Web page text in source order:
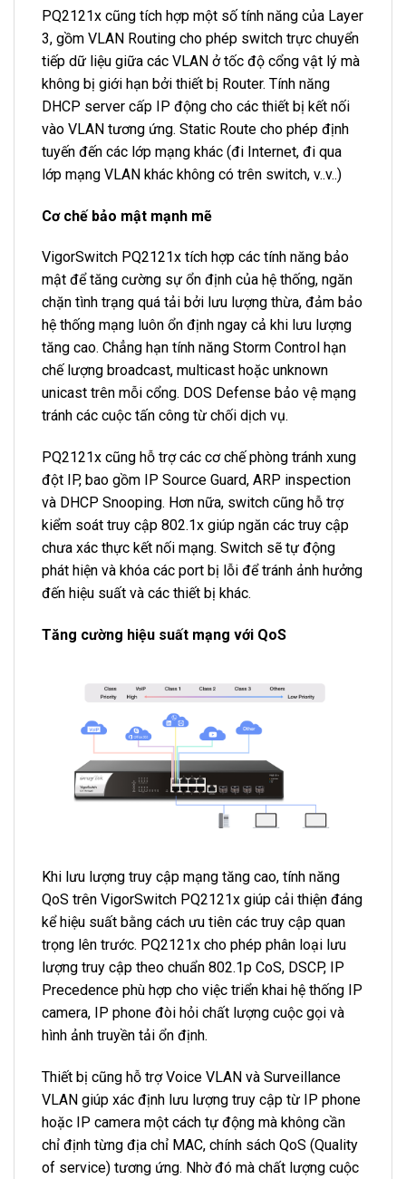
PQ2121x cũng tích hợp một số tính năng của Layer
3, gồm VLAN Routing cho phép switch trực chuyển
tiếp dữ liệu giữa các VLAN ở tốc độ cổng vật lý mà
không bị giới hạn bởi thiết bị Router. Tính năng
DHCP server cấp IP động cho các thiết bị kết nối
vào VLAN tương ứng. Static Route cho phép định
tuyến đến các lớp mạng khác (đi Internet, đi qua
lớp mạng VLAN khác không có trên switch, v..v..)
Cơ chế bảo mật mạnh mẽ
VigorSwitch PQ2121x tích hợp các tính năng bảo
mật để tăng cường sự ổn định của hệ thống, ngăn
chặn tình trạng quá tải bởi lưu lượng thừa, đảm bảo
hệ thống mạng luôn ổn định ngay cả khi lưu lượng
tăng cao. Chẳng hạn tính năng Storm Control hạn
chế lượng broadcast, multicast hoặc unknown
unicast trên mỗi cổng. DOS Defense bảo vệ mạng
tránh các cuộc tấn công từ chối dịch vụ.
PQ2121x cũng hỗ trợ các cơ chế phòng tránh xung
đột IP, bao gồm IP Source Guard, ARP inspection
và DHCP Snooping. Hơn nữa, switch cũng hỗ trợ
kiểm soát truy cập 802.1x giúp ngăn các truy cập
chưa xác thực kết nối mạng. Switch sẽ tự động
phát hiện và khóa các port bị lỗi để tránh ảnh hưởng
đến hiệu suất và các thiết bị khác.
Tăng cường hiệu suất mạng với QoS
Khi lưu lượng truy cập mạng tăng cao, tính năng
QoS trên VigorSwitch PQ2121x giúp cải thiện đáng
kể hiệu suất bằng cách ưu tiên các truy cập quan
trọng lên trước. PQ2121x cho phép phân loại lưu
lượng truy cập theo chuẩn 802.1p CoS, DSCP, IP
Precedence phù hợp cho việc triển khai hệ thống IP
camera, IP phone đòi hỏi chất lượng cuộc gọi và
hình ảnh truyền tải ổn định.
Thiết bị cũng hỗ trợ Voice VLAN và Surveillance
VLAN giúp xác định lưu lượng truy cập từ IP phone
hoặc IP camera một cách tự động mà không cần
chỉ định từng địa chỉ MAC, chính sách QoS (Quality
of service) tương ứng. Nhờ đó mà chất lượng cuộc